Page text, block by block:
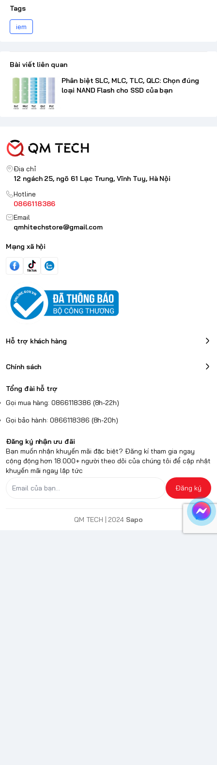
Tags
iem
Bài viết liên quan
Phân biệt SLC, MLC, TLC, QLC: Chọn đúng
loại NAND Flash cho SSD của bạn
Địa chỉ
12 ngách 25, ngõ 61 Lạc Trung, Vĩnh Tuy, Hà Nội
Hotline
0866118386
Email
qmhitechstore@gmail.com
Mạng xã hội
Hỗ trợ khách hàng
Chính sách
Tổng đài hỗ trợ
Gọi mua hàng: 0866118386 (8h-22h)
Gọi bảo hành: 0866118386 (8h-20h)
Đăng ký nhận ưu đãi
Bạn muốn nhận khuyến mãi đặc biệt? Đăng kí tham gia ngay
cộng động hơn 18.000+ người theo dõi của chúng tôi để cập nhật
khuyến mãi ngay lập tức
Đăng ký
QM TECH | 2024 Sapo